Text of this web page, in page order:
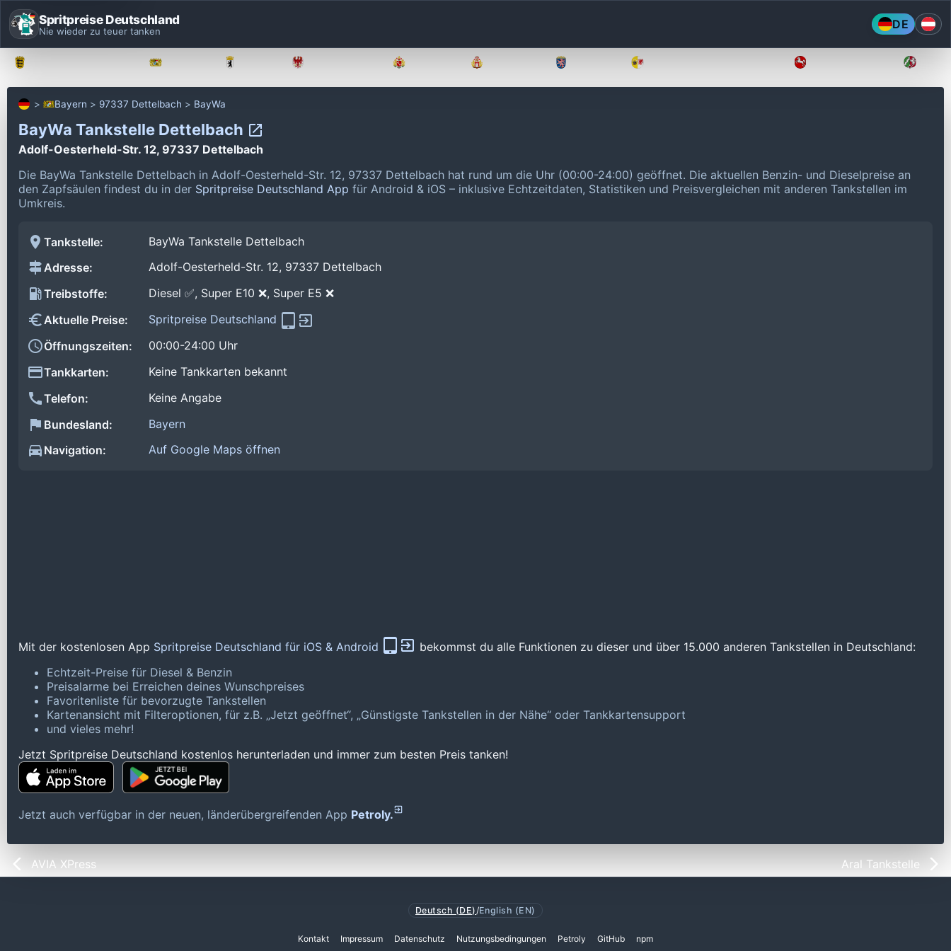
Spritpreise Deutschland
Nie wieder zu teuer tanken DE
Bayern 97337 Dettelbach BayWa
BayWa Tankstelle Dettelbach
Adolf-Oesterheld-Str. 12, 97337 Dettelbach
Die BayWa Tankstelle Dettelbach in Adolf-Oesterheld-Str. 12, 97337 Dettelbach hat rund um die Uhr (00:00-24:00) geöffnet. Die aktuellen Benzin- und Dieselpreise an
den Zapfsäulen findest du in der Spritpreise Deutschland App für Android & iOS – inklusive Echtzeitdaten, Statistiken und Preisvergleichen mit anderen Tankstellen im
Umkreis.
Tankstelle:
BayWa Tankstelle Dettelbach
Adresse:
Adolf-Oesterheld-Str. 12, 97337 Dettelbach
Treibstoffe:
Diesel ✅, Super E10 ❌, Super E5 ❌
Aktuelle Preise:
Spritpreise Deutschland
Öffnungszeiten:
00:00-24:00 Uhr
Tankkarten:
Keine Tankkarten bekannt
Telefon:
Keine Angabe
Bundesland:
Bayern
Navigation:
Auf Google Maps öffnen
Mit der kostenlosen App Spritpreise Deutschland für iOS & Android
bekommst du alle Funktionen zu dieser und über 15.000 anderen Tankstellen in Deutschland:
Echtzeit-Preise für Diesel & Benzin
Preisalarme bei Erreichen deines Wunschpreises
Favoritenliste für bevorzugte Tankstellen
Kartenansicht mit Filteroptionen, für z.B. „Jetzt geöffnet“, „Günstigste Tankstellen in der Nähe“ oder Tankkartensupport
und vieles mehr!
Jetzt Spritpreise Deutschland kostenlos herunterladen und immer zum besten Preis tanken!
Jetzt auch verfügbar in der neuen, länderübergreifenden App Petroly.
AVIA XPress Aral Tankstelle
Deutsch (DE) /English (EN)
Kontakt Impressum Datenschutz Nutzungsbedingungen Petroly GitHub npm